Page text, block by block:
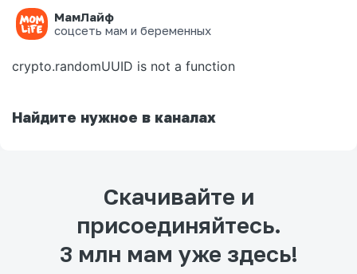
МамЛайф
соцсеть мам и беременных
Ошибка на странице
crypto.randomUUID is not a function
Найдите нужное в каналах
Скачивайте и
присоединяйтесь.
3 млн мам уже здесь!